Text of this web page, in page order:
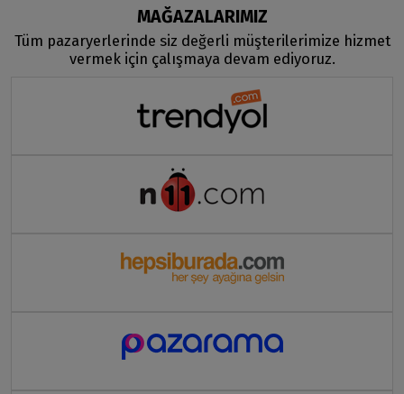
MAĞAZALARIMIZ
Tüm pazaryerlerinde siz değerli müşterilerimize hizmet
vermek için çalışmaya devam ediyoruz.